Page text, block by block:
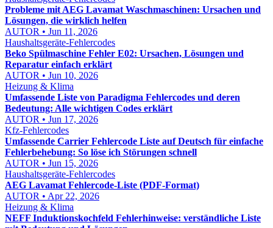
Probleme mit AEG Lavamat Waschmaschinen: Ursachen und
Lösungen, die wirklich helfen
AUTOR • Jun 11, 2026
Haushaltsgeräte-Fehlercodes
Beko Spülmaschine Fehler E02: Ursachen, Lösungen und
Reparatur einfach erklärt
AUTOR • Jun 10, 2026
Heizung & Klima
Umfassende Liste von Paradigma Fehlercodes und deren
Bedeutung: Alle wichtigen Codes erklärt
AUTOR • Jun 17, 2026
Kfz-Fehlercodes
Umfassende Carrier Fehlercode Liste auf Deutsch für einfache
Fehlerbehebung: So löse ich Störungen schnell
AUTOR • Jun 15, 2026
Haushaltsgeräte-Fehlercodes
AEG Lavamat Fehlercode-Liste (PDF-Format)
AUTOR • Apr 22, 2026
Heizung & Klima
NEFF Induktionskochfeld Fehlerhinweise: verständliche Liste